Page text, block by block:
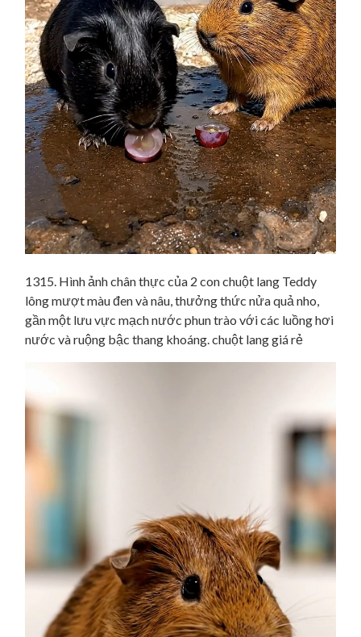
1315. Hình ảnh chân thực của 2 con chuột lang Teddy
lông mượt màu đen và nâu, thưởng thức nửa quả nho,
gần một lưu vực mạch nước phun trào với các luồng hơi
nước và ruộng bậc thang khoáng. chuột lang giá rẻ